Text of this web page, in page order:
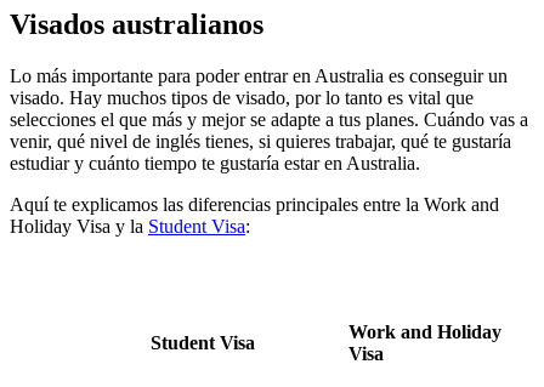
Visados australianos
Lo más importante para poder entrar en Australia es conseguir un
visado. Hay muchos tipos de visado, por lo tanto es vital que
selecciones el que más y mejor se adapte a tus planes. Cuándo vas a
venir, qué nivel de inglés tienes, si quieres trabajar, qué te gustaría
estudiar y cuánto tiempo te gustaría estar en Australia.
Aquí te explicamos las diferencias principales entre la Work and
Holiday Visa y la Student Visa:
Student Visa
Work and Holiday
Visa